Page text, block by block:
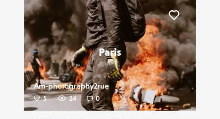
Paris
Am-photography2rue
5 24 0
Liker